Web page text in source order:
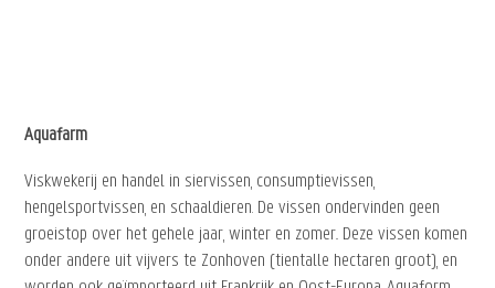
hengelsportvissen, en schaaldieren. De vissen ondervinden geen
groeistop over het gehele jaar, winter en zomer.. Deze vissen komen
onder andere uit vijvers te Zonhoven (tientalle hectaren groot), en
worden ook geïmporteerd uit Frankrijk en Oost-Europa. Aquaform